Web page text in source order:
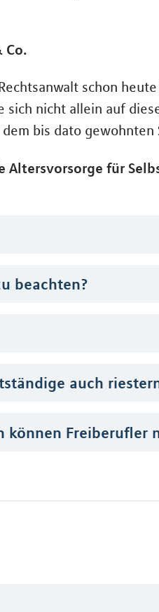
Co.
schon
nicht allein auf
bis dato
Altersvorsorge für
beachten?
auch
können Freiberufler